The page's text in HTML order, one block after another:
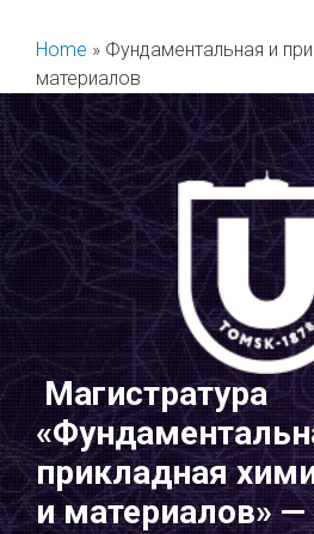
содержимому
Home » Фундаментальная и
материалов
Магистратура
прикладная
и материалов» —